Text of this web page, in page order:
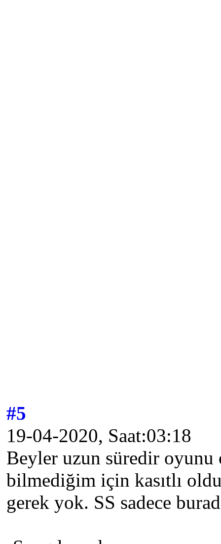
#5
19-04-2020, Saat:03:18
Beyler uzun süredir oyunu
bilmediğim için kasıtlı
gerek yok. SS sadece